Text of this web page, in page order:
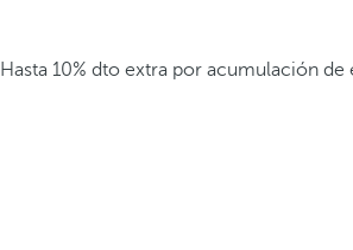
Hasta 10% dto extra por acumulación de